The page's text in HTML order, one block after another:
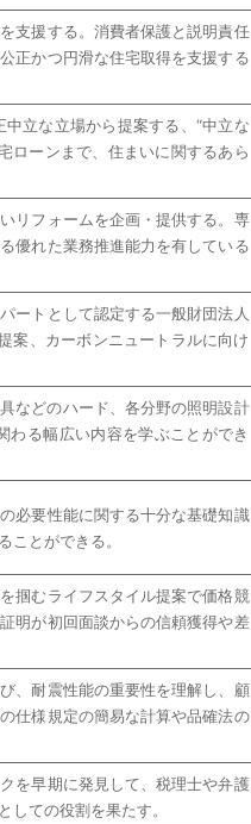
支援する。消費者保護と説明責任
正かつ円滑な住宅取得を支援する
立な立場から提案する、“中立な
ローンまで、住まいに関するあら
リフォームを企画・提供する。専
優れた業務推進能力を有している
ートとして認定する一般財団法人
案、カーボンニュートラルに向け
などのハード、各分野の照明設計
る幅広い内容を学ぶことができ
必要性能に関する十分な基礎知識
とができる。
掴むライフスタイル提案で価格競
明が初回面談からの信頼獲得や差
、耐震性能の重要性を理解し、顧
仕様規定の簡易な計算や品確法の
を早期に発見して、税理士や弁護
ての役割を果たす。